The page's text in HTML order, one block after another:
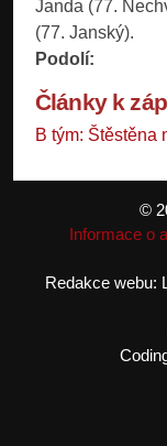
Janda (77.
(77. Janský).
Podolí:
Články k
B tým: Štěstěna
©
Informace o
Redakce webu: